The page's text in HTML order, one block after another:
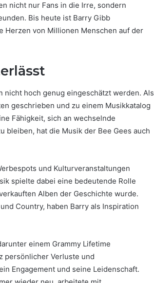
nicht nur Fans in die Irre, sondern
Bis heute ist Barry Gibb
Herzen von Millionen Menschen auf der
nicht hoch genug eingeschätzt werden. Als
geschrieben und zu einem Musikkatalog
Fähigkeit, sich an wechselnde
bleiben, hat die Musik der Bee Gees auch
und Kulturveranstaltungen
spielte dabei eine bedeutende Rolle
Alben der Geschichte wurde.
Country, haben Barry als Inspiration
einem Grammy Lifetime
persönlicher Verluste und
Engagement und seine Leidenschaft.